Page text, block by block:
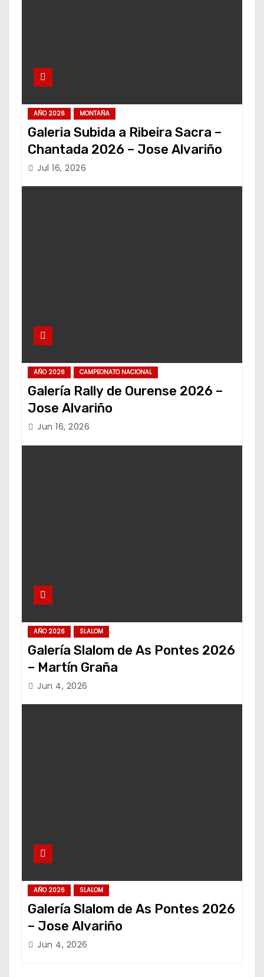
AÑO 2026 MONTAÑA
Galeria Subida a Ribeira Sacra –
Chantada 2026 – Jose Alvariño
Jul 16, 2026
AÑO 2026 CAMPEONATO NACIONAL
Galería Rally de Ourense 2026 –
Jose Alvariño
Jun 16, 2026
AÑO 2026 SLALOM
Galería Slalom de As Pontes 2026
– Martín Graña
Jun 4, 2026
AÑO 2026 SLALOM
Galería Slalom de As Pontes 2026
– Jose Alvariño
Jun 4, 2026